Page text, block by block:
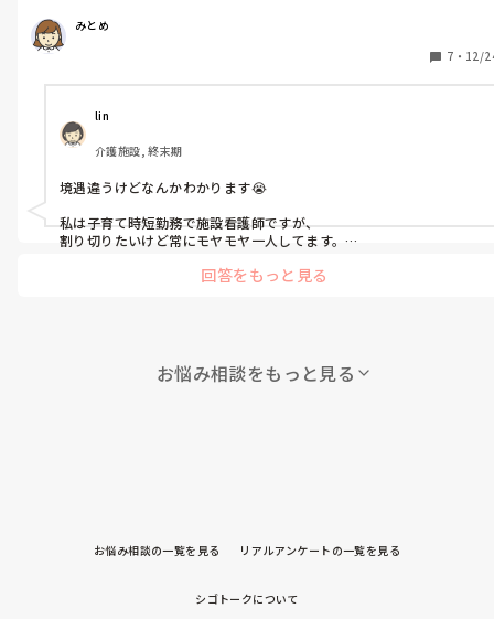
施設勤務において利用者に寄り添いすぎるのに疲れました。今の
施設は看護も介護もレクレーション、とにかく皆平等に仕事を協
看護にしかできない仕事もあるのに、全てを求められて荷が重い
です。給料にも不満あります。
他職種と一緒に働くのって大変と感じてます。
訪問看護に興味あります。利用者さんの生活においてサポートす
るとなると、今の働き方と変わりないのかな、辞めたくなるのか
なとマイナスな想像しかできてません。思い切って訪問看護に転
職してみようか、どうしようか悩んでます。アドバイス下さい。
みとめ
7 ・ 12/
lin
介護施設, 終末期
境遇違うけどなんかわかります😭
私は子育て時短勤務で施設看護師ですが、
割り切りたいけど常にモヤモヤ一人してます。
入って二年、長くいるベテランスタッフや利用者も多く当たり前、
強い人の意見が通りやすく、戦いのように感じることもあります。
回答をもっと見る
お悩み相談をもっと見る
お悩み相談の一覧を見る リアルアンケートの一覧を見る
シゴトークについて